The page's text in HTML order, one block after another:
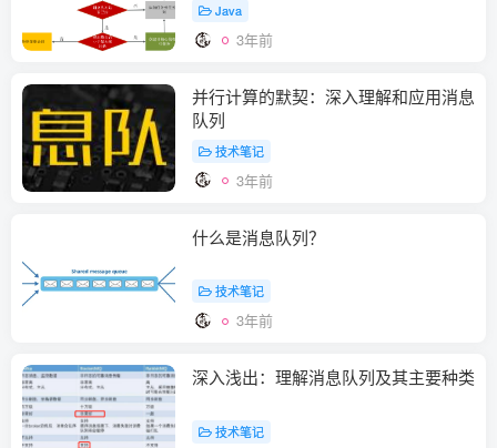
Java
3年前
并行计算的默契：深入理解和应用消息
队列
技术笔记
3年前
什么是消息队列？
技术笔记
3年前
深入浅出：理解消息队列及其主要种类
技术笔记